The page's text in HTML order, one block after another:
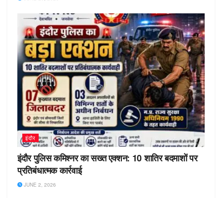
इंदौर
इंदौर पुलिस कमिश्नर का सख्त एक्शन: 10 शातिर बदमाशों पर
प्रतिबंधात्मक कार्रवाई
JUNE 2, 2026